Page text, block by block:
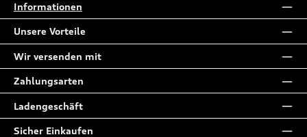
Informationen
Unsere Vorteile
Wir versenden mit
Zahlungsarten
Ladengeschäft
Sicher Einkaufen